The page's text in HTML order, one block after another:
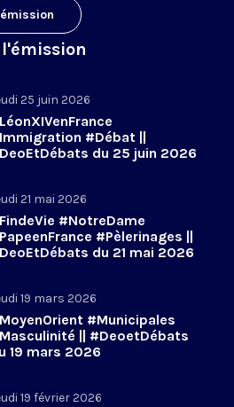
25 juin 2026
#Débat ||
du 25 juin 2026
21 mai 2026
#NotreDame
#Pèlerinages ||
du 21 mai 2026
19 mars 2026
#Municipales
|| #DeoetDébats
19 mars 2026
19 février 2026